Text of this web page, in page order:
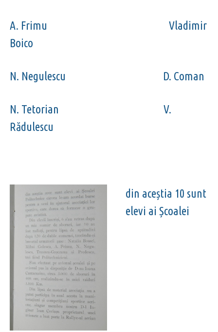
A. Frimu Vladimir
Boico
N. Negulescu D. Coman
N. Tetorian V.
Rădulescu
din aceștia 10 sunt
elevi ai Școalei